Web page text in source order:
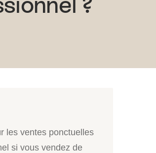
les ventes ponctuelles
si vous vendez de